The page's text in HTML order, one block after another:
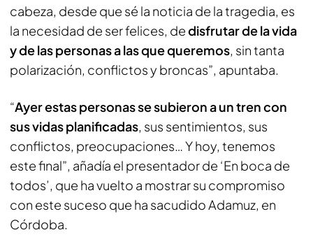
cabeza, desde que sé la noticia de la tragedia, es
la necesidad de ser felices, dedisfrutar de la vida
y de las personas a las que queremos, sin tanta
polarización, conflictos y broncas”, apuntaba.
“Ayer estas personas se subieron a un tren con
sus vidas planificadas, sus sentimientos, sus
conflictos, preocupaciones… Y hoy, tenemos
este final”, añadía el presentador de ‘En boca de
todos’, que ha vuelto a mostrar su compromiso
con este suceso que ha sacudido Adamuz, en
Córdoba.